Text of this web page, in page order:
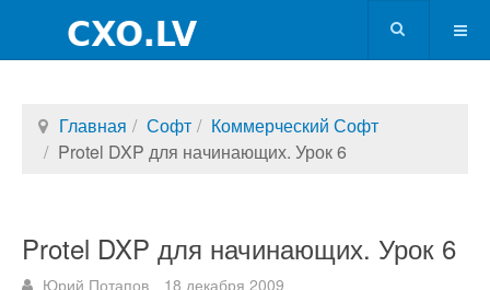
Главная Софт
Коммерческий Софт
Protel DXP для начинающих. Урок 6
Protel DXP для начинающих. Урок 6
Юрий Потапов
18 декабря 2009